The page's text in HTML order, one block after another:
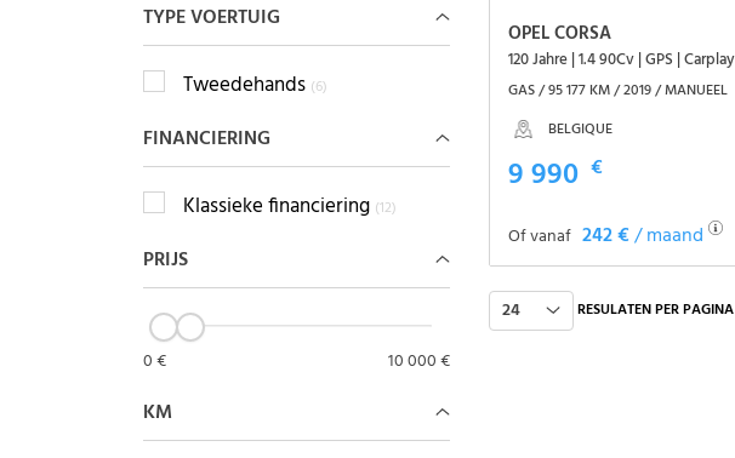
TYPE VOERTUIG
Tweedehands (6)
FINANCIERING
Klassieke financiering (12)
PRIJS
0 € 10 000 €
KM
OPEL CORSA
GAS / 95 177 KM / 2019 / MANUEEL
BELGIQUE
9 990 €
Of vanaf 242 €/ maand
24 RESULATEN PER PAGINA